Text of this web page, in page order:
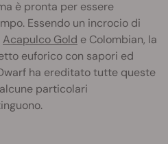
è pronta per essere
Essendo un incrocio di
Acapulco Gold e Colombian, la
euforico con sapori ed
ha ereditato tutte queste
particolari